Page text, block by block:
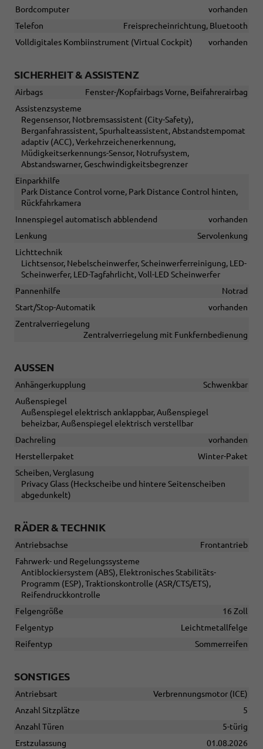
Bordcomputer
vorhanden
Telefon
Freisprecheinrichtung, Bluetooth
Volldigitales Kombiinstrument (Virtual Cockpit)
vorhanden
SICHERHEIT & ASSISTENZ
Airbags
Fenster-/Kopfairbags Vorne, Beifahrerairbag
Assistenzsysteme
Regensensor, Notbremsassistent (City-Safety),
Berganfahrassistent, Spurhalteassistent, Abstandstempomat
adaptiv (ACC), Verkehrzeichenerkennung,
Müdigkeitserkennungs-Sensor, Notrufsystem,
Abstandswarner, Geschwindigkeitsbegrenzer
Einparkhilfe
Park Distance Control vorne, Park Distance Control hinten,
Rückfahrkamera
Innenspiegel automatisch abblendend
vorhanden
Lenkung
Servolenkung
Lichttechnik
Lichtsensor, Nebelscheinwerfer, Scheinwerferreinigung, LED-
Scheinwerfer, LED-Tagfahrlicht, Voll-LED Scheinwerfer
Pannenhilfe
Notrad
Start/Stop-Automatik
vorhanden
Zentralverriegelung
Zentralverriegelung mit Funkfernbedienung
AUSSEN
Anhängerkupplung
Schwenkbar
Außenspiegel
Außenspiegel elektrisch anklappbar, Außenspiegel
beheizbar, Außenspiegel elektrisch verstellbar
Dachreling
vorhanden
Herstellerpaket
Winter-Paket
Scheiben, Verglasung
Privacy Glass (Heckscheibe und hintere Seitenscheiben
abgedunkelt)
RÄDER & TECHNIK
Antriebsachse
Frontantrieb
Fahrwerk- und Regelungssysteme
Antiblockiersystem (ABS), Elektronisches Stabilitäts-
Programm (ESP), Traktionskontrolle (ASR/CTS/ETS),
Reifendruckkontrolle
Felgengröße
16 Zoll
Felgentyp
Leichtmetallfelge
Reifentyp
Sommerreifen
SONSTIGES
Antriebsart
Verbrennungsmotor (ICE)
Anzahl Sitzplätze
5
Anzahl Türen
5-türig
Erstzulassung
01.08.2026